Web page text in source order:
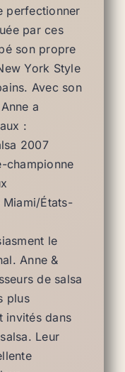
perfectionner
par ces
son propre
York Style
Avec son
a
:
2007
championne
États-
le
Anne &
de salsa
plus
invités dans
Leur